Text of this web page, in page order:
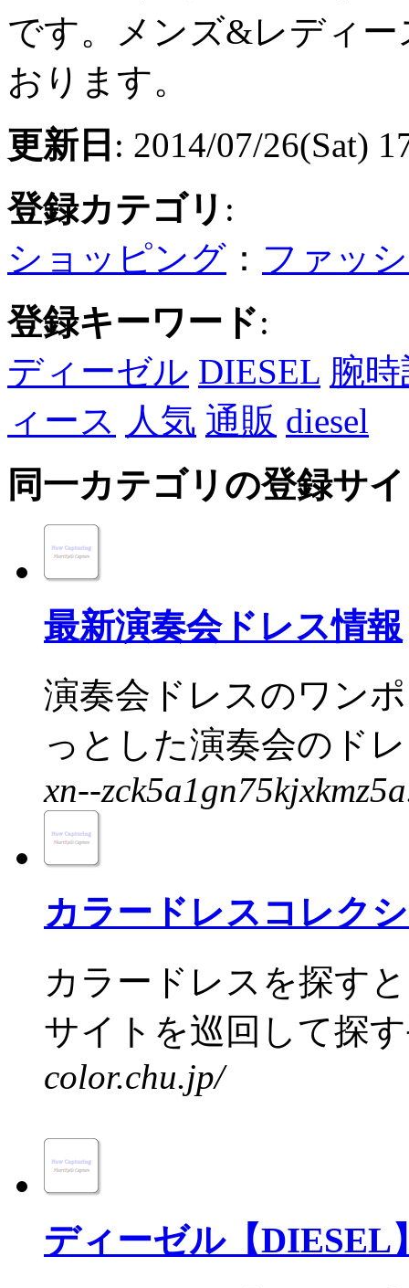
です。メンズ&レディ
おります。
更新日 : 2014/07/26(Sat)
登録カテゴリ :
ショッピング ： ファッ
登録キーワード:
ディーゼル DIESEL 腕
ィース 人気 通販 diesel
同一カテゴリの登録サ
最新演奏会ドレス情報
演奏会ドレスのワン
っとした演奏会のド
xn--
カラードレスコレク
カラードレスを探す
サイトを巡回して探
color.chu.jp/
ディーゼル【DIESEL